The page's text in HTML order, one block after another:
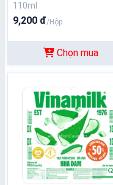
110ml
9,200 đ/Hộp
Chọn mua